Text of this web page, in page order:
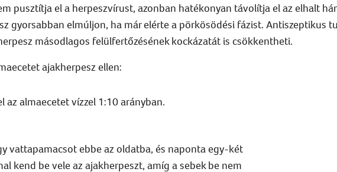
pusztítja el a herpeszvírust, azonban hatékonyan távolítja el az elhalt
gyorsabban elmúljon, ha már elérte a pörkösödési fázist. Antiszeptikus
másodlagos felülfertőzésének kockázatát is csökkentheti.
ajakherpesz ellen:
az almaecetet vízzel 1:10 arányban.
vattapamacsot ebbe az oldatba, és naponta egy-két
kend be vele az ajakherpeszt, amíg a sebek be nem